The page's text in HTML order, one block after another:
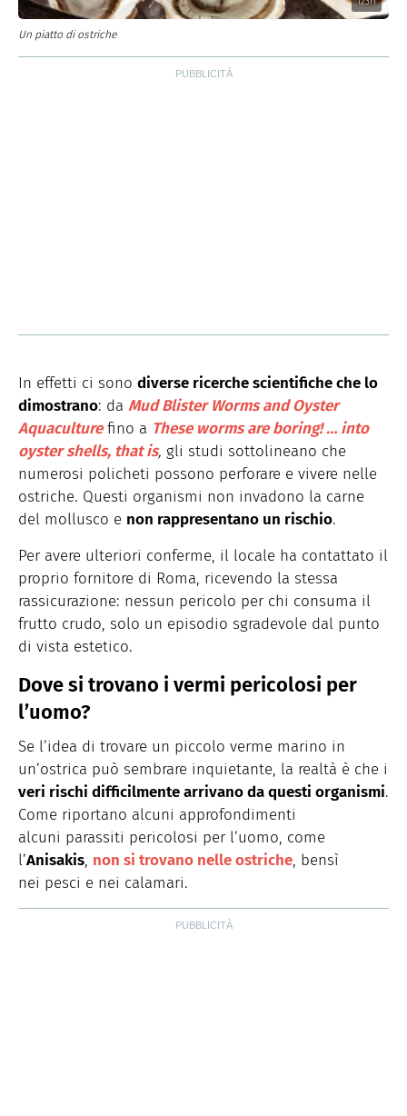
Un piatto di ostriche
In effetti ci sono diverse ricerche scientifiche che lo
dimostrano: da Mud Blister Worms and Oyster
Aquaculture fino a These worms are boring! … into
oyster shells, that is, gli studi sottolineano che
numerosi policheti possono perforare e vivere nelle
ostriche. Questi organismi non invadono la carne
del mollusco e non rappresentano un rischio.
Per avere ulteriori conferme, il locale ha contattato il
proprio fornitore di Roma, ricevendo la stessa
rassicurazione: nessun pericolo per chi consuma il
frutto crudo, solo un episodio sgradevole dal punto
di vista estetico.
Dove si trovano i vermi pericolosi per
l’uomo?
Se l’idea di trovare un piccolo verme marino in
un’ostrica può sembrare inquietante, la realtà è che i
veri rischi difficilmente arrivano da questi organismi.
Come riportano alcuni approfondimenti
alcuni parassiti pericolosi per l’uomo, come
l’Anisakis, non si trovano nelle ostriche, bensì
nei pesci e nei calamari.